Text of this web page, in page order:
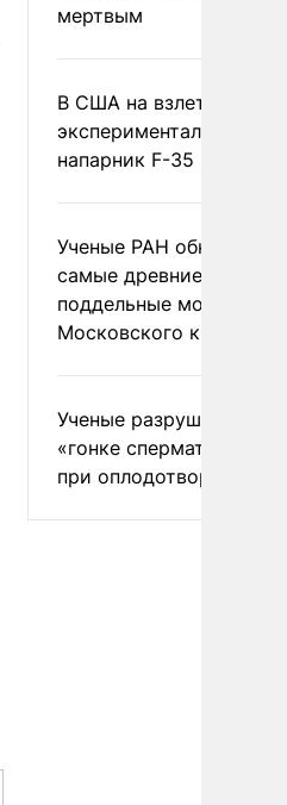
мертвым
В США на взлете
экспериментальный
напарник F-35
Ученые РАН
самые древние
поддельные монеты
Московского
Ученые разрушили миф
«гонке
при оплодотворении